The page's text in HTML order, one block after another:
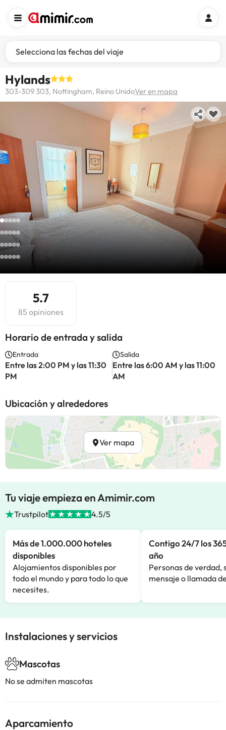
Selecciona las fechas del viaje
Hylands
303-309 303, Nottingham, Reino UnidoVer en mapa
5.7
85 opiniones
Horario de entrada y salida
Entrada
Entre las 2:00 PM y las 11:30
PM
Salida
Entre las 6:00 AM y las 11:00
AM
Ubicación y alrededores
Ver mapa
Tu viaje empieza en Amimir.com
Trustpilot 4.5/5
Más de 1.000.000 hoteles
disponibles
Alojamientos disponibles por
todo el mundo y para todo lo que
necesites.
Contigo 24/7 los
año
Personas de verdad,
mensaje o llamada
Instalaciones y servicios
Mascotas
No se admiten mascotas
Aparcamiento